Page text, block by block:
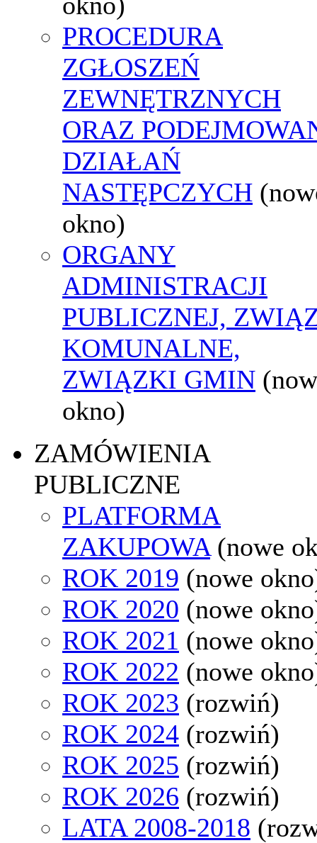
PROCEDURA
ZGŁOSZEŃ
ZEWNĘTRZNYCH
ORAZ
DZIAŁAŃ
NASTĘPCZYCH
okno)
ORGANY
ADMINISTRACJI
PUBLICZNEJ,
KOMUNALNE,
ZWIĄZKI GMIN
okno)
ZAMÓWIENIA
PUBLICZNE
PLATFORMA
ZAKUPOWA (nowe
ROK 2019 (nowe
ROK 2020 (nowe
ROK 2021 (nowe
ROK 2022 (nowe
ROK 2023 (rozwiń)
ROK 2024 (rozwiń)
ROK 2025 (rozwiń)
ROK 2026 (rozwiń)
LATA 2008-2018